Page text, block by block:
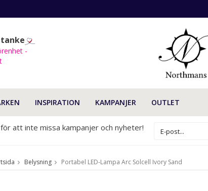
-
INSPIRATION KAMPANJER OUTLET
att inte missa kampanjer och nyheter!
Belysning Portabel LED-Lampa Arc Solcell Ivory Sand